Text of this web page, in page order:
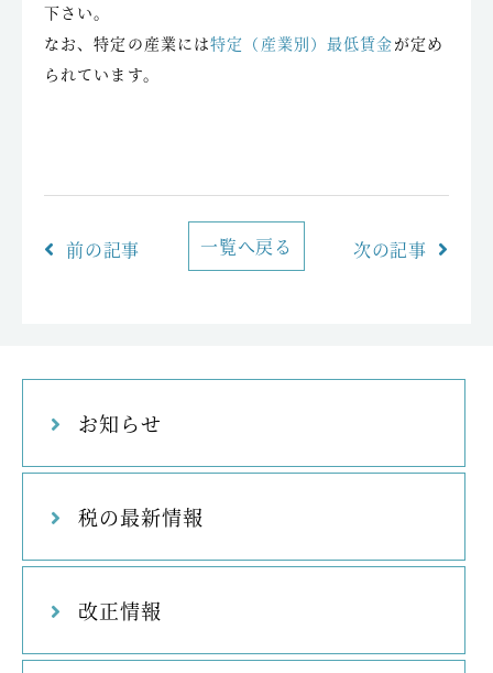
お知らせ
税の最新情報
改正情報
下さい。
なお、特定の産業には特定（産業別）最低賃金が定め
られています。
前の記事 一覧へ戻る 次の記事